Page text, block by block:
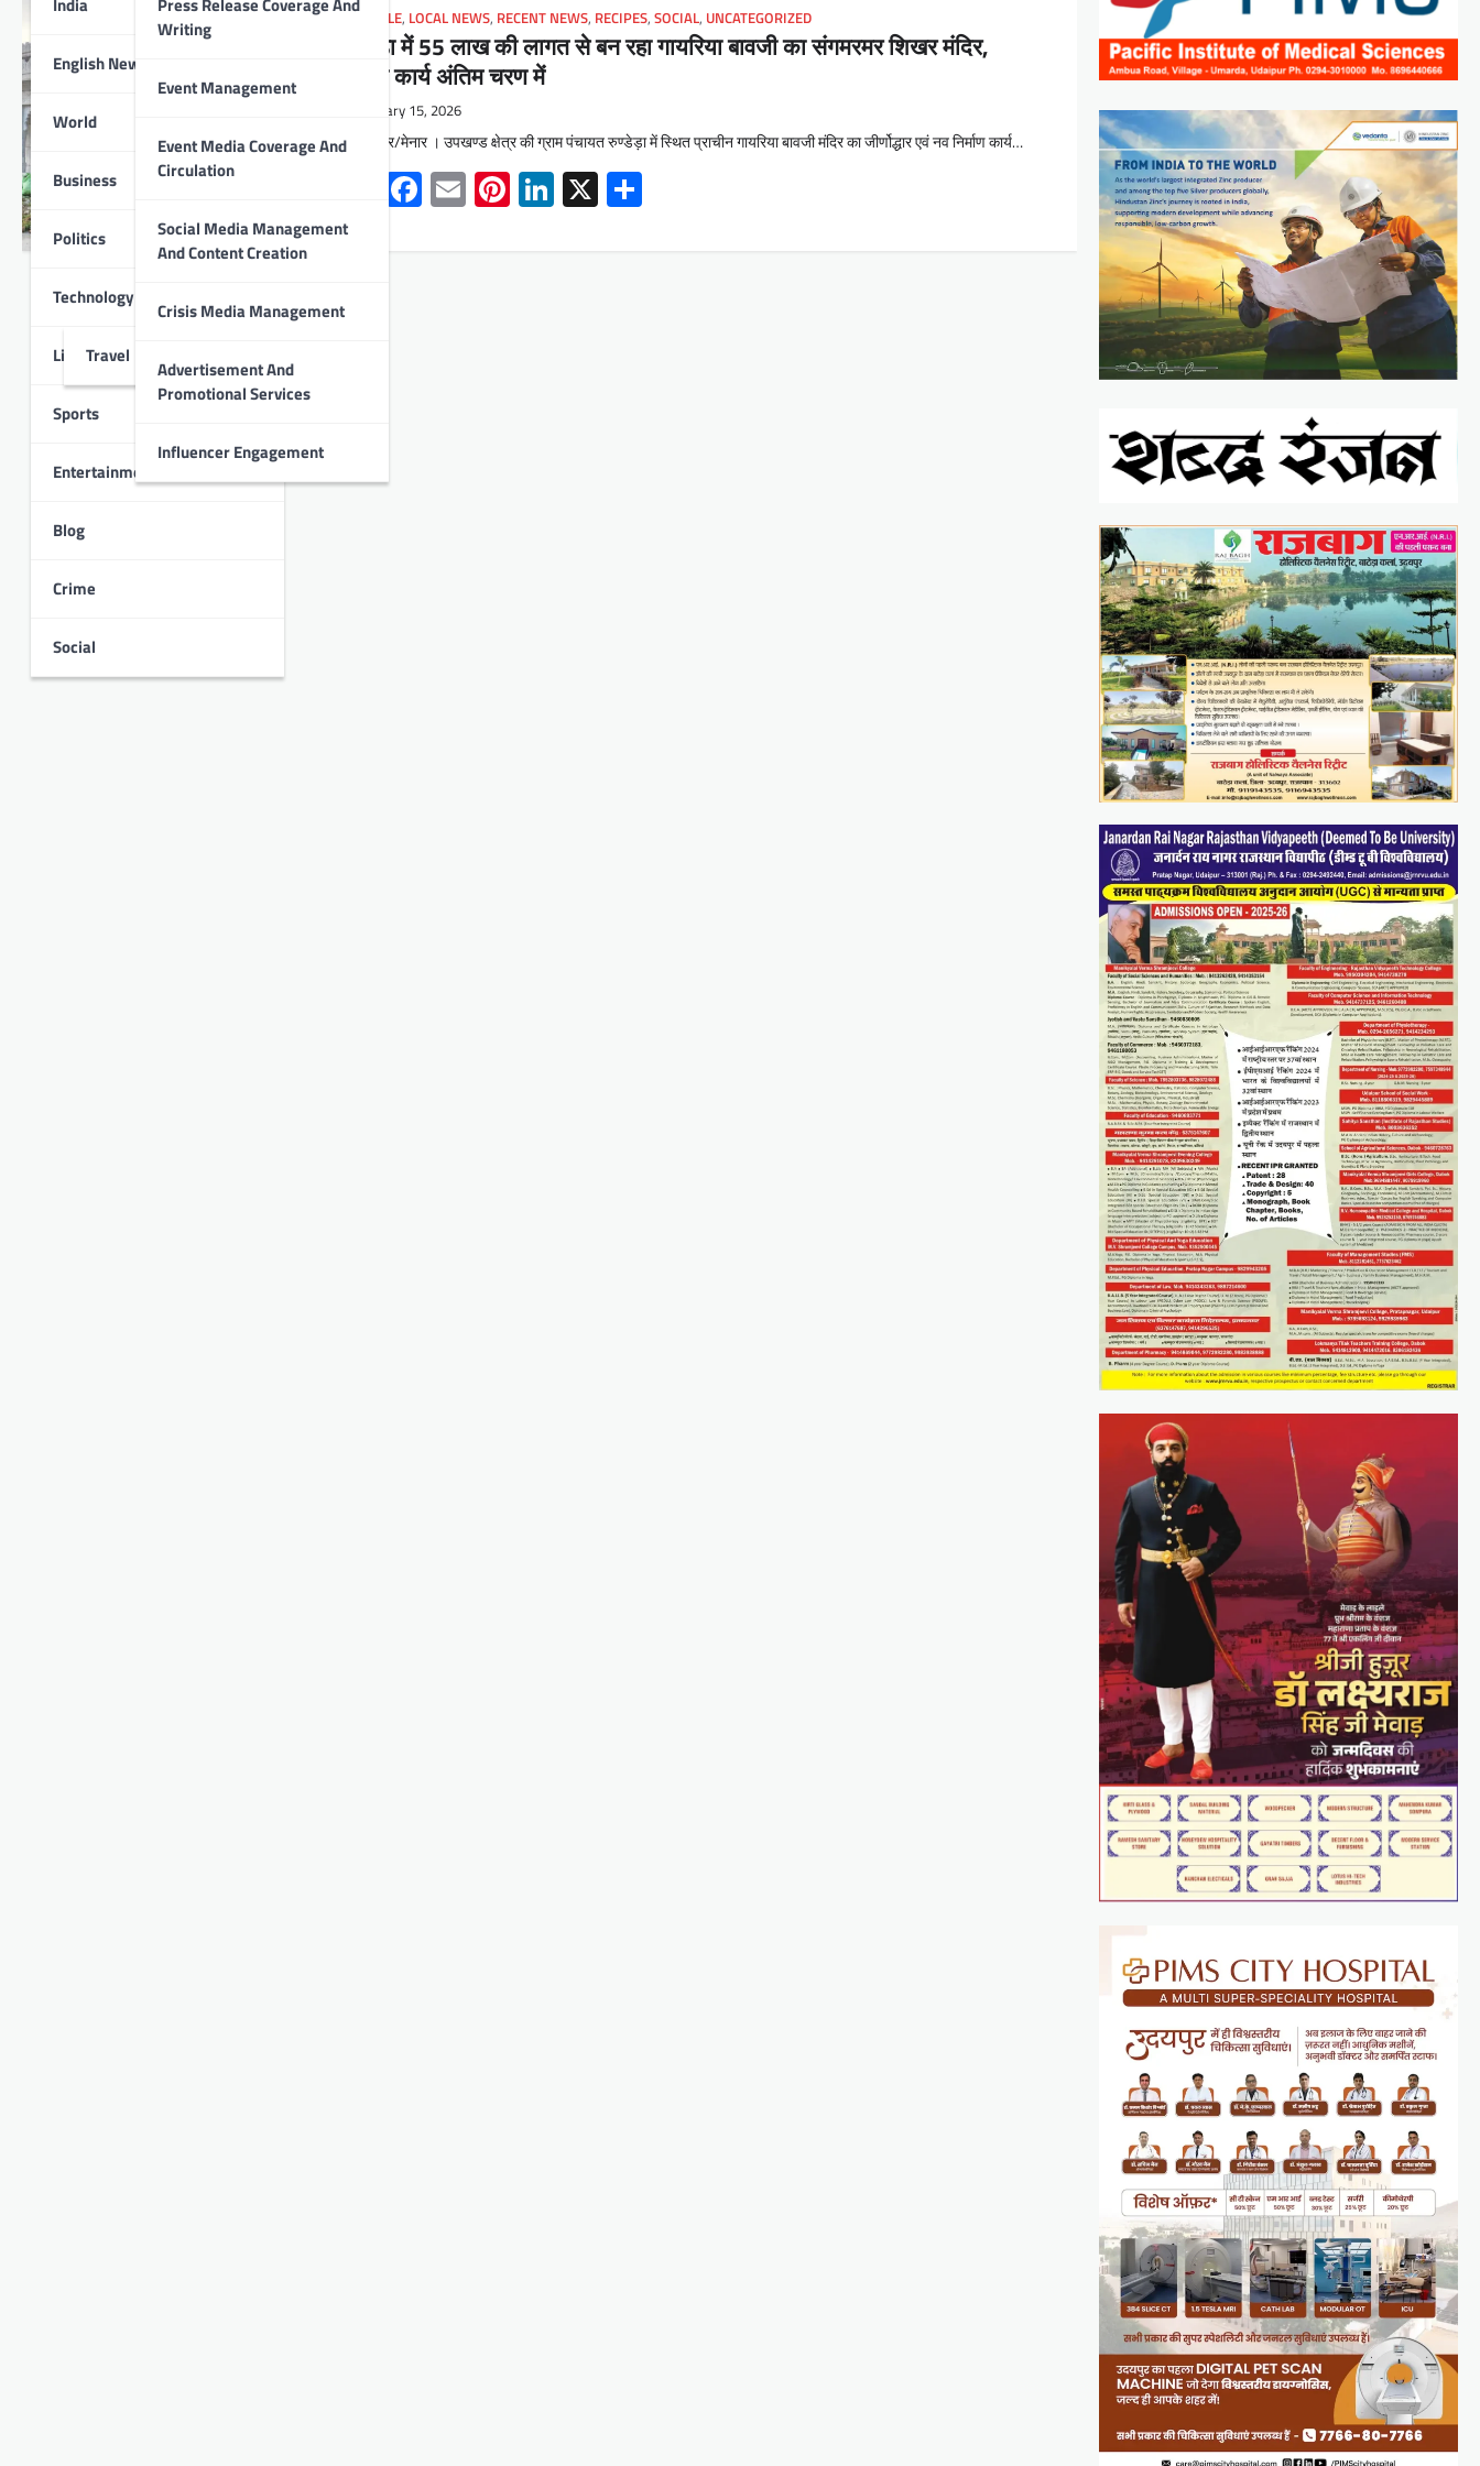
English News
World
Business
Politics
Technology
Lifestyle
Travel
Sports
Entertainment
Blog
Crime
Social
Writing
Event Management
Event Media Coverage And
Circulation
Social Media Management
And Content Creation
Crisis Media Management
Advertisement And
Promotional Services
Influencer Engagement
LIFESTYLE, LOCAL NEWS, RECENT NEWS, RECIPES,SOCIAL, UNCATEGORIZED
रुण्डेड़ा में 55 लाख की लागत से बन रहा गायरिया बावजी का संगमरमर शिखर मंदिर,
निर्माण कार्य अंतिम चरण में
January 15, 2026
वल्लभनगर/मेनार । उपखण्ड क्षेत्र की ग्राम पंचायत रुण्डेड़ा में स्थित प्राचीन गायरिया बावजी मंदिर का जीर्णोद्धार एवं नव निर्माण कार्य…
WhatsApp
Facebook
EmailPinterest
LinkedIn
X